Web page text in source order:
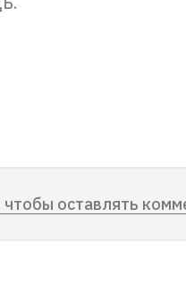
чтобы оставлять